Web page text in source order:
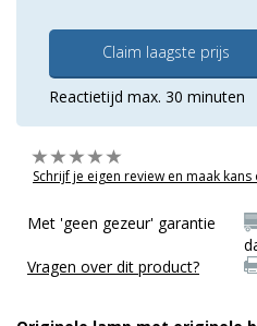
Claim laagste prijs
Reactietijd max. 30 minuten
Schrijf je eigen review en maak
Met 'geen gezeur' garantie
Vragen over dit product?